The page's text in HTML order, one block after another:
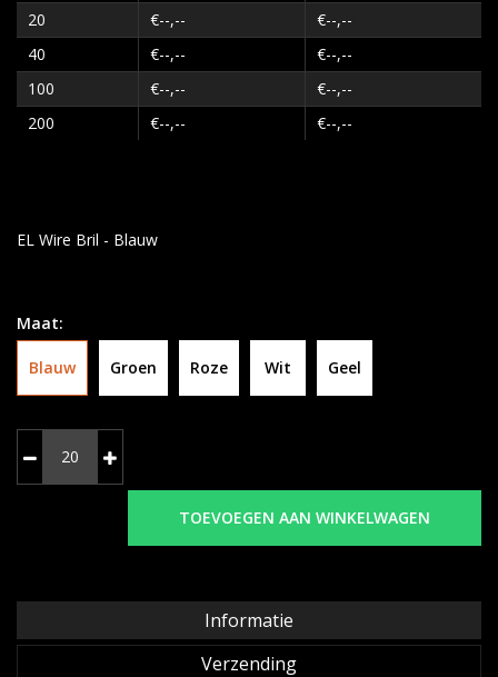
20
€--,--
€--,--
40
€--,--
€--,--
100
€--,--
€--,--
200
€--,-- €--,--
EL Wire Bril - Blauw
Maat:
Blauw Groen Roze Wit Geel
TOEVOEGEN AAN WINKELWAGEN
Informatie
Verzending